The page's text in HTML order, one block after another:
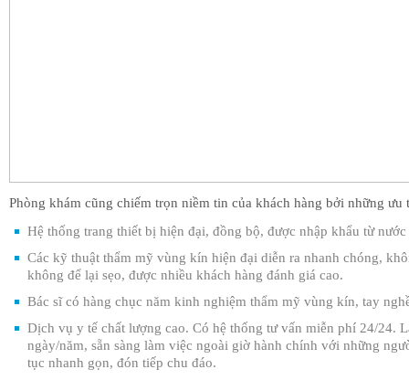
Phòng khám cũng chiếm trọn niềm tin của khách hàng bởi những ưu
Hệ thống trang thiết bị hiện đại, đồng bộ, được nhập khẩu từ
Các kỹ thuật thẩm mỹ vùng kín hiện đại diễn ra nhanh chóng,
không để lại sẹo, được nhiều khách hàng đánh giá cao.
Bác sĩ có hàng chục năm kinh nghiệm thẩm mỹ vùng kín, tay
Dịch vụ y tế chất lượng cao. Có hệ thống tư vấn miễn phí 24/24.
ngày/năm, sẵn sàng làm việc ngoài giờ hành chính với những
tục nhanh gọn, đón tiếp chu đáo.